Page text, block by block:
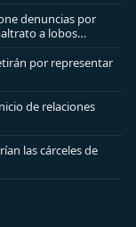
denuncias por
a lobos
por representar
de relaciones
las cárceles de